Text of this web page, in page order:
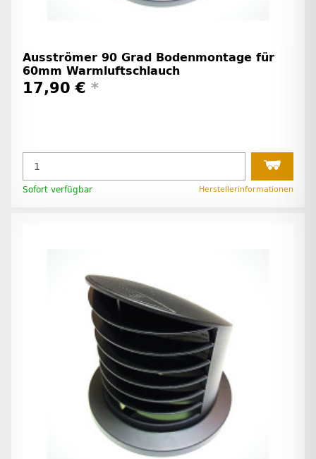
Ausströmer 90 Grad Bodenmontage für
60mm Warmluftschlauch
17,90 € *
Sofort verfügbar Herstellerinformationen